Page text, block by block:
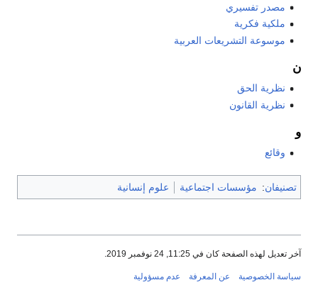
مصدر تفسيري
ملكية فكرية
موسوعة التشريعات العربية
ن
نظرية الحق
نظرية القانون
و
وقائع
تصنيفان: مؤسسات اجتماعية علوم إنسانية
آخر تعديل لهذه الصفحة كان في 11:25, 24 نوفمبر 2019.
سياسة الخصوصية عن المعرفة عدم مسؤولية